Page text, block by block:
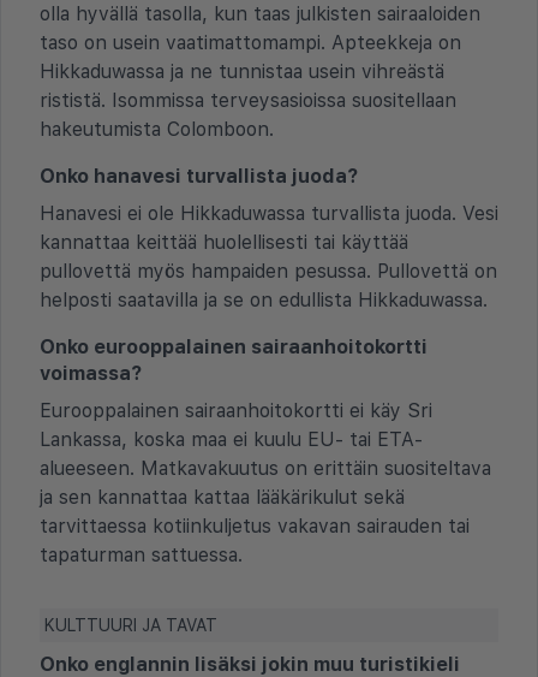
olla hyvällä tasolla, kun taas julkisten sairaaloiden
taso on usein vaatimattomampi. Apteekkeja on
Hikkaduwassa ja ne tunnistaa usein vihreästä
rististä. Isommissa terveysasioissa suositellaan
hakeutumista Colomboon.
Onko hanavesi turvallista juoda?
Hanavesi ei ole Hikkaduwassa turvallista juoda. Vesi
kannattaa keittää huolellisesti tai käyttää
pullovettä myös hampaiden pesussa. Pullovettä on
helposti saatavilla ja se on edullista Hikkaduwassa.
Onko eurooppalainen sairaanhoitokortti
voimassa?
Eurooppalainen sairaanhoitokortti ei käy Sri
Lankassa, koska maa ei kuulu EU- tai ETA-
alueeseen. Matkavakuutus on erittäin suositeltava
ja sen kannattaa kattaa lääkärikulut sekä
tarvittaessa kotiinkuljetus vakavan sairauden tai
tapaturman sattuessa.
KULTTUURI JA TAVAT
Onko englannin lisäksi jokin muu turistikieli